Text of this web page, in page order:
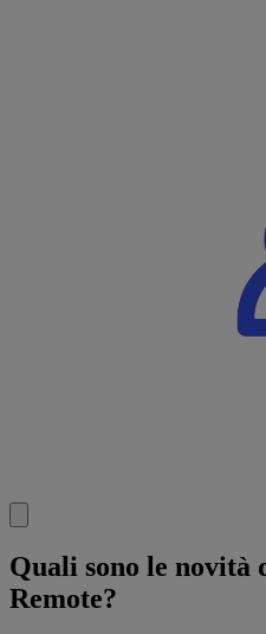
Quali sono le novità
Remote?